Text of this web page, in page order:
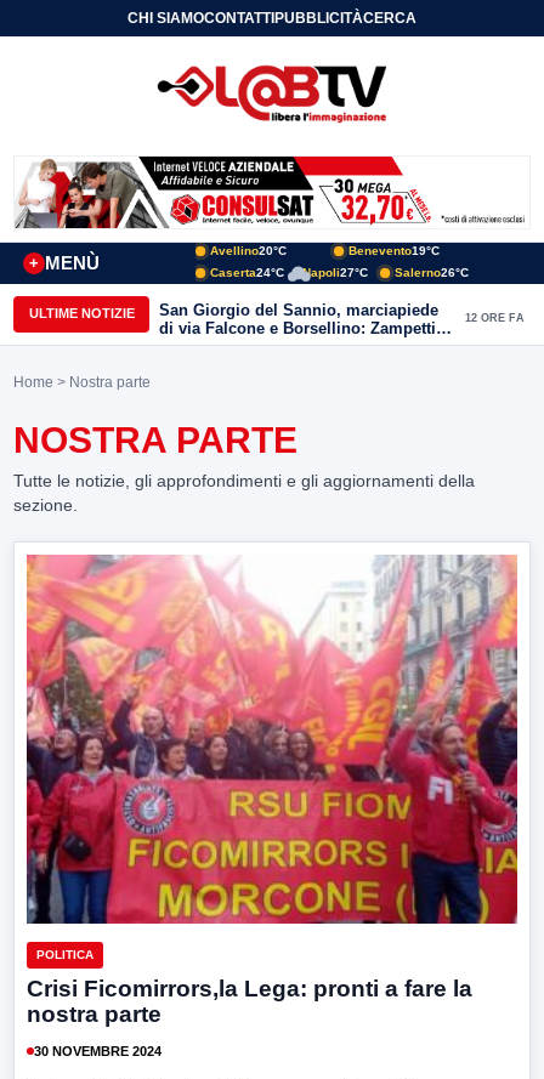
CHI SIAMOCONTATTIPUBBLICITÀCERCA
MENÙ
+
Avellino20°C Benevento19°C
Caserta24°C Napoli27°C Salerno26°C
ULTIME NOTIZIE
San Giorgio del Sannio, marciapiede
di via Falcone e Borsellino: Zampetti e
Lombardi replicano alle polemiche
12 ORE FA
Home > Nostra parte
NOSTRA PARTE
Tutte le notizie, gli approfondimenti e gli aggiornamenti della
sezione.
POLITICA
Crisi Ficomirrors,la Lega: pronti a fare la
nostra parte
30 NOVEMBRE 2024